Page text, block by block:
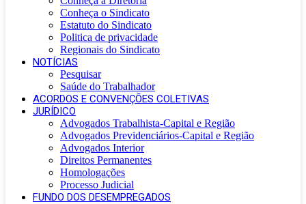
Conheça o Sindicato
Estatuto do Sindicato
Politica de privacidade
Regionais do Sindicato
NOTÍCIAS
Pesquisar
Saúde do Trabalhador
ACORDOS E CONVENÇÕES COLETIVAS
JURÍDICO
Advogados Trabalhista-Capital e Região
Advogados Previdenciários-Capital e Região
Advogados Interior
Direitos Permanentes
Homologações
Processo Judicial
FUNDO DOS DESEMPREGADOS